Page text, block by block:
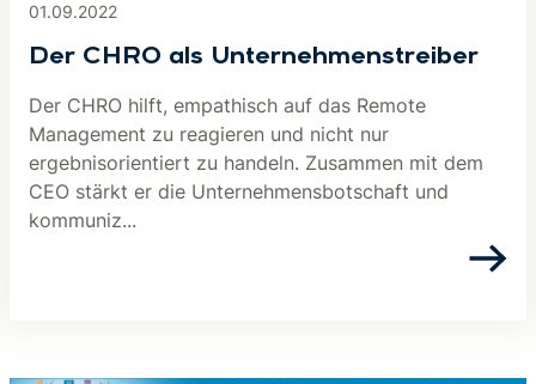
01.09.2022
Der CHRO als Unternehmenstreiber
Der CHRO hilft, empathisch auf das Remote
Management zu reagieren und nicht nur
ergebnisorientiert zu handeln. Zusammen mit dem
CEO stärkt er die Unternehmensbotschaft und
kommuniz...